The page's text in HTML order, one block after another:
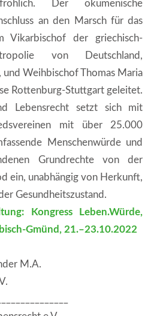
Der ökumenische
an den Marsch für das
Vikarbischof der griechisch-
von Deutschland,
und Weihbischof Thomas Maria
Rottenburg-Stuttgart geleitet.
Lebensrecht setzt sich mit
mit über 25.000
Menschenwürde und
Grundrechte von der
ein, unabhängig von Herkunft,
Gesundheitszustand.
Kongress Leben.Würde,
Gmünd, 21.–23.10.2022
M.A.